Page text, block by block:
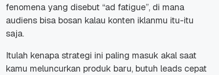
fenomena yang disebut “ad fatigue”, di mana
audiens bisa bosan kalau konten iklanmu itu-itu
saja.
Itulah kenapa strategi ini paling masuk akal saat
kamu meluncurkan produk baru, butuh leads cepat